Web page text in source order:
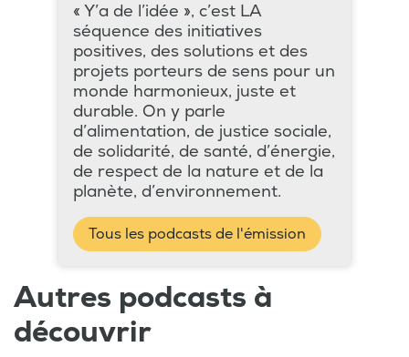
« Y’a de l’idée », c’est LA
séquence des initiatives
positives, des solutions et des
projets porteurs de sens pour un
monde harmonieux, juste et
durable. On y parle
d’alimentation, de justice sociale,
de solidarité, de santé, d’énergie,
de respect de la nature et de la
planète, d’environnement.
Tous les podcasts de l'émission
Autres podcasts à
découvrir